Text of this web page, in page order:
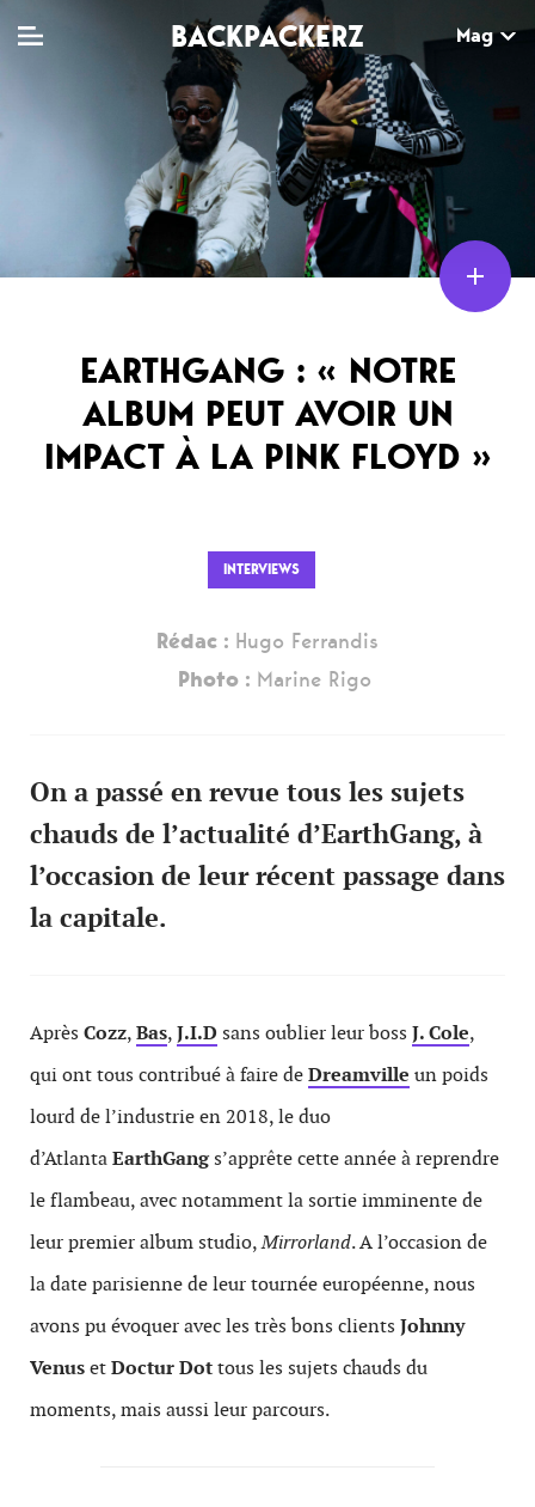
BACKPACKERZ Mag
Web-séries
MAG
Dossiers
Tops
Chroniques
Sorties
AGENDA
Paris
Festivals
EARTHGANG : « NOTRE
ALBUM PEUT AVOIR UN
IMPACT À LA PINK FLOYD »
INTERVIEWS
Rédac : Hugo Ferrandis
Photo : Marine Rigo
On a passé en revue tous les sujets
chauds de l’actualité d’EarthGang, à
l’occasion de leur récent passage dans
la capitale.
Après Cozz,Bas,J.I.D sans oublier leur boss J. Cole,
qui ont tous contribué à faire deDreamville un poids
lourd de l’industrie en 2018, le duo
d’AtlantaEarthGangs’apprête cette année à reprendre
le flambeau, avec notamment la sortie imminente de
leur premier album studio,Mirrorland. A l’occasion de
la date parisienne de leur tournée européenne, nous
avons pu évoquer avec les très bons clients Johnny
VenusetDoctur Dottous les sujets chauds du
moments, mais aussi leur parcours.